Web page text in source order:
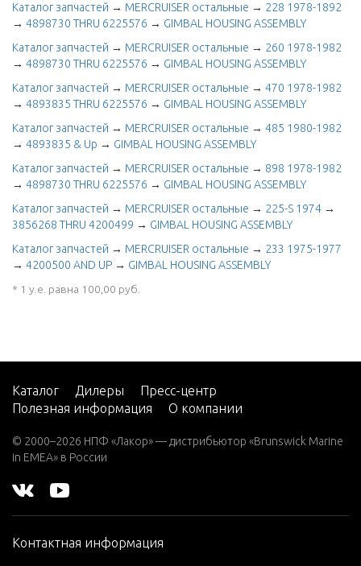
Каталог запчастей → MERCRUISER остальные → 228 1978-1892
→ 4898730 THRU 6225576 → GIMBAL HOUSING ASSEMBLY
Каталог запчастей → MERCRUISER остальные → 260 1978-1982
→ 4898730 THRU 6225576 → GIMBAL HOUSING ASSEMBLY
Каталог запчастей → MERCRUISER остальные → 470 1978-1982
→ 4893835 THRU 6225576 → GIMBAL HOUSING ASSEMBLY
Каталог запчастей → MERCRUISER остальные → 485 1980-1982
→ 4893835 & Up → GIMBAL HOUSING ASSEMBLY
Каталог запчастей → MERCRUISER остальные → 898 1978-1982
→ 4898730 THRU 6225576 → GIMBAL HOUSING ASSEMBLY
Каталог запчастей → MERCRUISER остальные → 225-S 1974 →
3856268 THRU 4200499 → GIMBAL HOUSING ASSEMBLY
Каталог запчастей → MERCRUISER остальные → 233 1975-1977
→ 4200500 AND UP → GIMBAL HOUSING ASSEMBLY
* 1 у.е. равна 100,00 руб.
Каталог Дилеры
Пресс-центр
Полезная информация
О компании
© 2000–2026 НПФ «Лакор» — дистрибьютор «Brunswick Marine
in EMEA» в России
Контактная информация